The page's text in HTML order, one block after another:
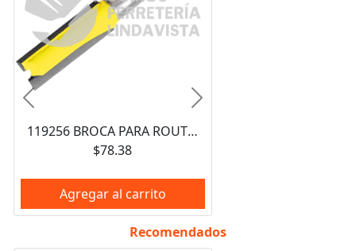
119256 BROCA PARA ROUTER DE ACERO RECTA DE 2 FILOS 3/4" ZANCO DE 1/4" SURTEK
$78.38
Agregar al carrito
Anterior Siguiente
Recomendados